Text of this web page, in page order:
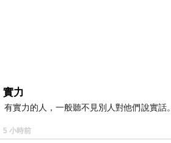
實力
有實力的人，一般聽不見別人對他們說實話。
5 小時前